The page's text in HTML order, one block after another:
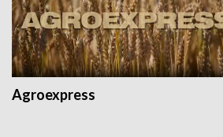
Agroexpress